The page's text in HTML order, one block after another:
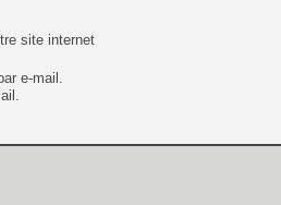
site internet
e-mail.